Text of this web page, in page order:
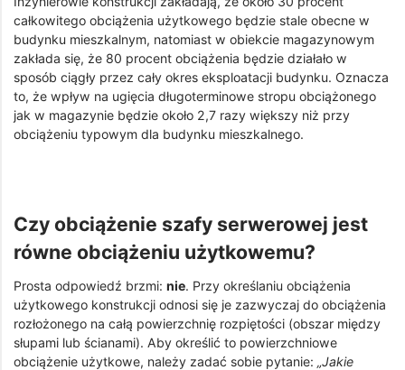
całkowitego obciążenia użytkowego będzie stale obecne w
budynku mieszkalnym, natomiast w obiekcie magazynowym
zakłada się, że 80 procent obciążenia będzie działało w
sposób ciągły przez cały okres eksploatacji budynku. Oznacza
to, że wpływ na ugięcia długoterminowe stropu obciążonego
jak w magazynie będzie około 2,7 razy większy niż przy
obciążeniu typowym dla budynku mieszkalnego.
Czy obciążenie szafy serwerowej jest
równe obciążeniu użytkowemu?
Prosta odpowiedź brzmi: nie. Przy określaniu obciążenia
użytkowego konstrukcji odnosi się je zazwyczaj do obciążenia
rozłożonego na całą powierzchnię rozpiętości (obszar między
słupami lub ścianami). Aby określić to powierzchniowe
obciążenie użytkowe, należy zadać sobie pytanie: „Jakie